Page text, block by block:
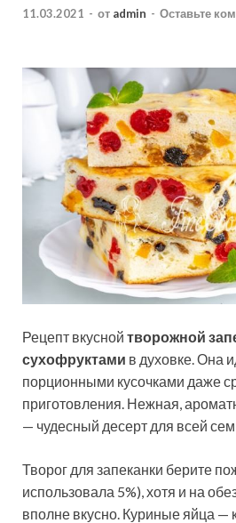
11.03.2021 - от admin - Оставьте
Рецепт вкусной творожной
сухофруктами в духовке. Она
порционными кусочками даже
приготовления. Нежная,
— чудесный десерт для всей
Творог для запеканки берите
использовала 5%), хотя и на
вполне вкусно. Куриные яйца —